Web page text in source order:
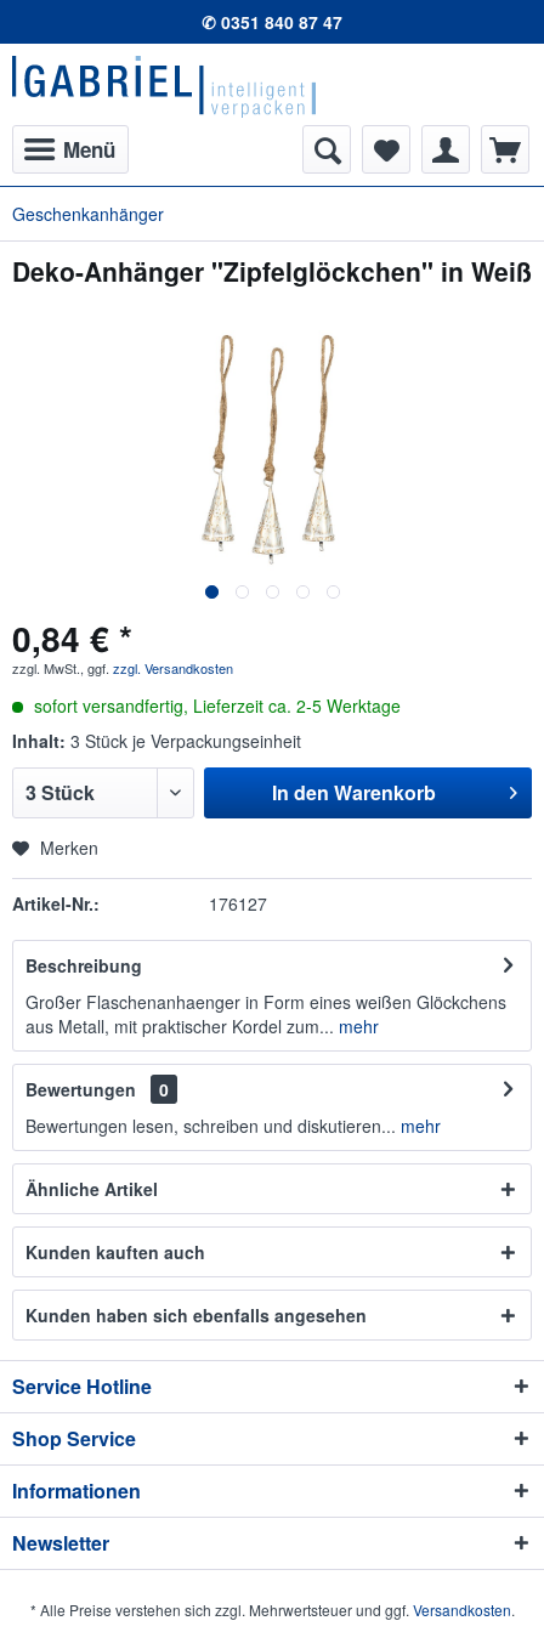
✆ 0351 840 87 47
Menü
Geschenkanhänger
Deko-Anhänger "Zipfelglöckchen" in Weiß
0,84 € *
zzgl. MwSt., ggf. zzgl. Versandkosten
sofort versandfertig, Lieferzeit ca. 2-5 Werktage
Inhalt: 3 Stück je Verpackungseinheit
In den Warenkorb
Merken
Artikel-Nr.: 176127
Beschreibung
Großer Flaschenanhaenger in Form eines weißen Glöckchens
aus Metall, mit praktischer Kordel zum... mehr
Bewertungen
0
Bewertungen lesen, schreiben und diskutieren... mehr
Ähnliche Artikel
Kunden kauften auch
Kunden haben sich ebenfalls angesehen
Service Hotline
Shop Service
Informationen
Newsletter
* Alle Preise verstehen sich zzgl. Mehrwertsteuer und ggf. Versandkosten.